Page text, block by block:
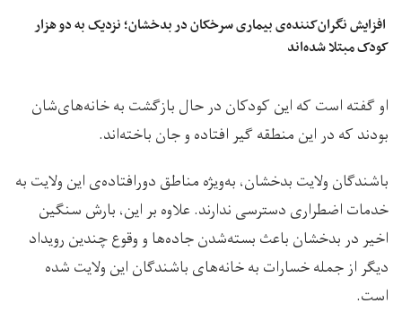
افزایش نگران‌کننده‌ی بیماری سرخکان در بدخشان؛ نزدیک به دو هزار
کودک مبتلا شده‌اند
او گفته است که این کودکان در حال بازگشت به خانه‌های‌شان
بودند که در این منطقه گیر افتاده و جان باخته‌اند.
باشندگان ولایت بدخشان، به‌ویژه مناطق دورافتاده‌ی این ولایت به
خدمات اضطراری دسترسی ندارند. علاوه بر این، بارش سنگین
اخیر در بدخشان باعث بسته‌شدن جاده‌ها و وقوع چندین رویداد
دیگر از جمله خسارات به خانه‌های باشندگان این ولایت شده
است.